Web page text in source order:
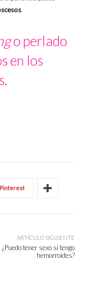
.
o perlado
en los
Pinterest
ARTÍCULO SIGUIENTE
¿Puedo tener sexo si tengo
hemorroides?